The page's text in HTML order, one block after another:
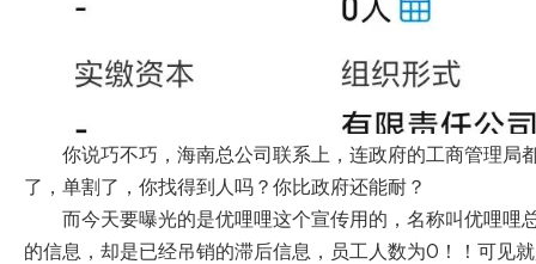
你说巧不巧，海南总公司联系上，连政府的工商管理
了，单割了，你找得到人吗？你比政府还能耐？
而今天要曝光的是优哩哩这个宣传用的，名称叫优哩
的信息，却是已经吊销的滞后信息，员工人数为0！！可见